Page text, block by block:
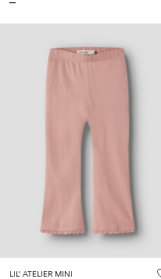
LIL' ATELIER MINI